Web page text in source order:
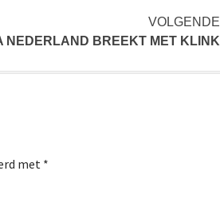
VOLGENDE
NEDERLAND BREEKT MET KLINK
met *